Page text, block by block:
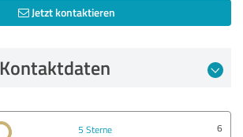
Jetzt kontaktieren
Kontaktdaten
5 Sterne
6